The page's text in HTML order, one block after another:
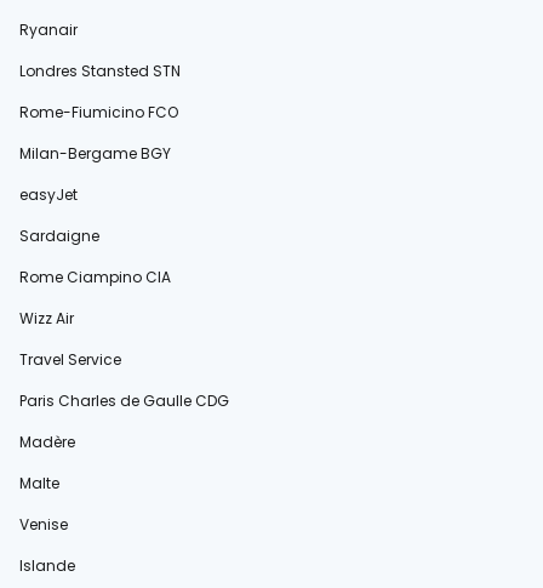
Ryanair
Londres Stansted STN
Rome-Fiumicino FCO
Milan-Bergame BGY
easyJet
Sardaigne
Rome Ciampino CIA
Wizz Air
Travel Service
Paris Charles de Gaulle CDG
Madère
Malte
Venise
Islande